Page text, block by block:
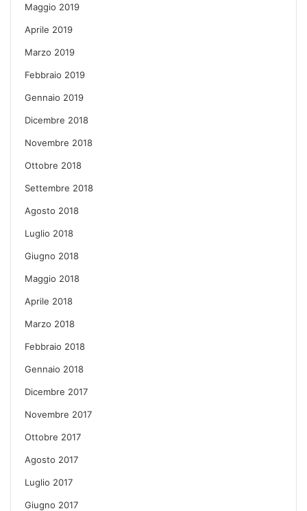
Maggio 2019
Aprile 2019
Marzo 2019
Febbraio 2019
Gennaio 2019
Dicembre 2018
Novembre 2018
Ottobre 2018
Settembre 2018
Agosto 2018
Luglio 2018
Giugno 2018
Maggio 2018
Aprile 2018
Marzo 2018
Febbraio 2018
Gennaio 2018
Dicembre 2017
Novembre 2017
Ottobre 2017
Agosto 2017
Luglio 2017
Giugno 2017